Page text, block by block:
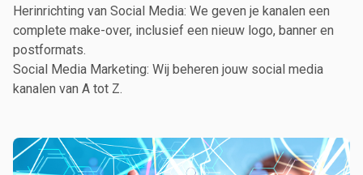
Herinrichting van Social Media: We geven je kanalen een
complete make-over, inclusief een nieuw logo, banner en
postformats.
Social Media Marketing: Wij beheren jouw social media
kanalen van A tot Z.